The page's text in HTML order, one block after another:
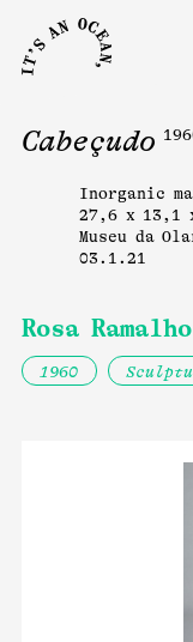
Cabeçudo
Inorganic
27,6 x 13,1
Museu da
03.1.21
Rosa Ramalho
1960